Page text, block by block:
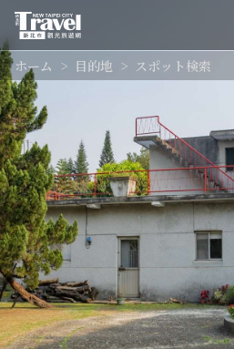
ン
コ
ン
テ
ン
ツ
セ
ク
シ
ョ
ン
に
行
く
ホーム 目的地 スポット検索